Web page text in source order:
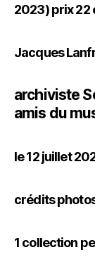
2023) prix 22
Jacques
archiviste
amis du
le 12 juillet
crédits
1 collection